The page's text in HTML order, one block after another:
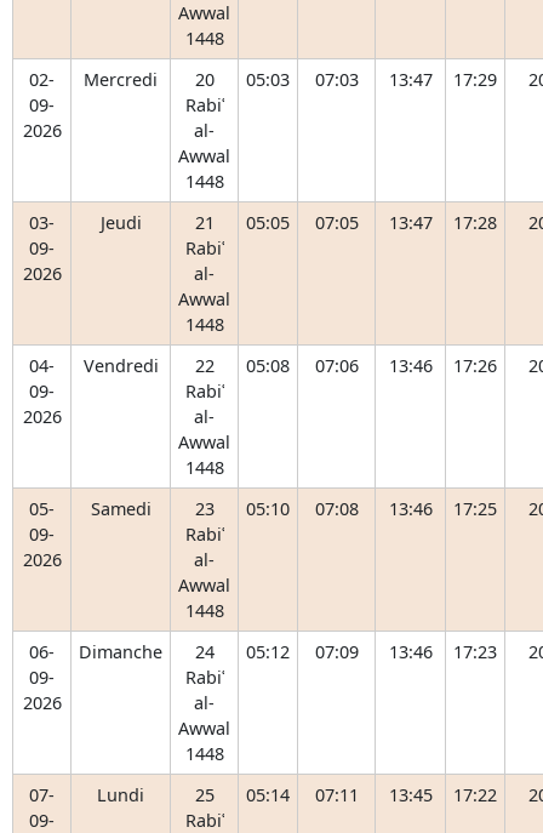
Awwal
1448
02-
09-
2026
Mercredi
20
Rabiʿ
al-
Awwal
1448
05:03 07:03 13:47 17:29
03-
09-
2026
Jeudi
21
Rabiʿ
al-
Awwal
1448
05:05 07:05 13:47 17:28
04-
09-
2026
Vendredi
22
Rabiʿ
al-
Awwal
1448
05:08 07:06 13:46 17:26
05-
09-
2026
Samedi
23
Rabiʿ
al-
Awwal
1448
05:10 07:08 13:46 17:25
06-
09-
2026
Dimanche
24
Rabiʿ
al-
Awwal
1448
05:12 07:09 13:46 17:23
07-
09-
Lundi
25
Rabiʿ
05:14 07:11 13:45 17:22